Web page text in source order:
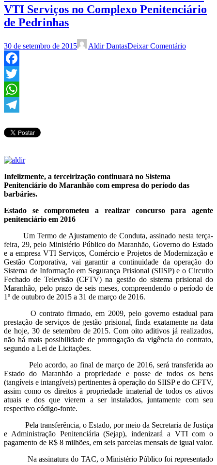
VTI Serviços no Complexo Penitenciário
de Pedrinhas
30 de setembro de 2015 Aldir DantasDeixar Comentário
Facebook
Twitter
WhatsApp
Infelizmente, a terceirização continuará no Sistema
Penitenciário do Maranhão com empresa do período das
barbáries.
Estado se comprometeu a realizar concurso para agente
penitenciário em 2016
Um Termo de Ajustamento de Conduta, assinado nesta terça-
feira, 29, pelo Ministério Público do Maranhão, Governo do Estado
e a empresa VTI Serviços, Comércio e Projetos de Modernização e
Gestão Corporativa, vai garantir a continuidade da operação do
Sistema de Informação em Segurança Prisional (SIISP) e o Circuito
Fechado de Televisão (CFTV) na gestão do sistema prisional do
Maranhão, pelo prazo de seis meses, compreendendo o período de
1º de outubro de 2015 a 31 de março de 2016.
O contrato firmado, em 2009, pelo governo estadual para
prestação de serviços de gestão prisional, finda exatamente na data
de hoje, 30 de setembro de 2015. Com oito aditivos já realizados,
não há mais possibilidade de prorrogação da vigência do contrato,
segundo a Lei de Licitações.
Pelo acordo, ao final de março de 2016, será transferida ao
Estado do Maranhão a propriedade e posse de todos os bens
(tangíveis e intangíveis) pertinentes à operação do SIISP e do CFTV,
assim como os direitos à propriedade imaterial de todos os ativos
atuais e dos que vierem a ser instalados, juntamente com seu
respectivo código-fonte.
Pela transferência, o Estado, por meio da Secretaria de Justiça
e Administração Penitenciária (Sejap), indenizará a VTI com o
pagamento de R$ 8 milhões, em seis parcelas mensais de igual valor.
Na assinatura do TAC, o Ministério Público foi representado